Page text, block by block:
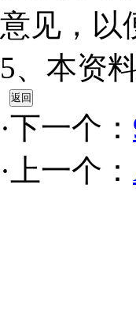
意见，以
5、本资
·下一个：
·上一个：